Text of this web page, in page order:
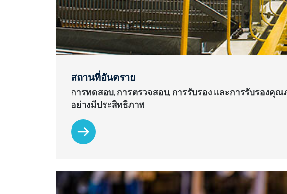
สถานที่อันตราย
การทดสอบ, การตรวจสอบ, การรับรอง และการรับรอง
อย่างมีประสิทธิภาพ